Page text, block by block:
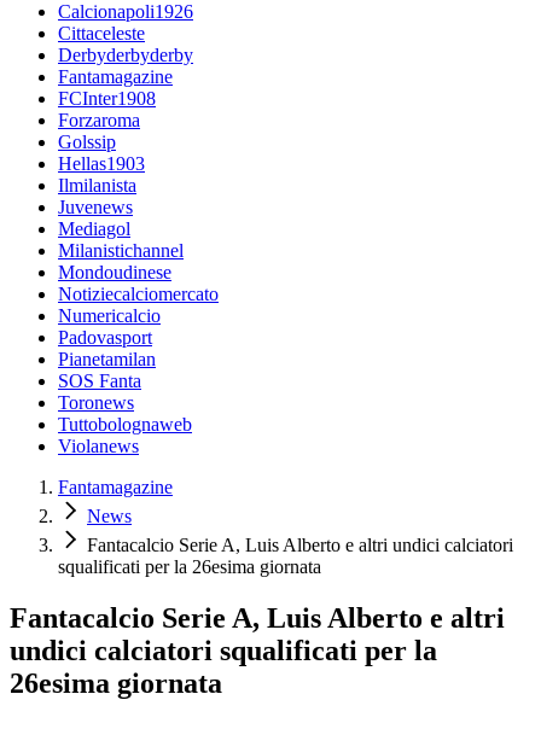
Calcionapoli1926
Cittaceleste
Derbyderbyderby
Fantamagazine
FCInter1908
Forzaroma
Golssip
Hellas1903
Ilmilanista
Juvenews
Mediagol
Milanistichannel
Mondoudinese
Notiziecalciomercato
Numericalcio
Padovasport
Pianetamilan
SOS Fanta
Toronews
Tuttobolognaweb
Violanews
Fantamagazine
News
Fantacalcio Serie A, Luis Alberto e altri undici calciatori
squalificati per la 26esima giornata
Fantacalcio Serie A, Luis Alberto e altri
undici calciatori squalificati per la
26esima giornata